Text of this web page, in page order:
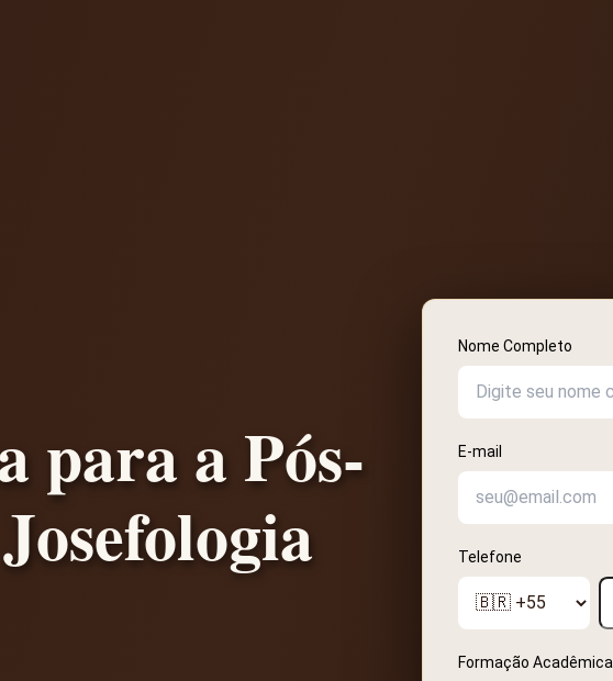
para a Pós-
Nome Completo
E-mail
Telefone
Formação Acadêmica